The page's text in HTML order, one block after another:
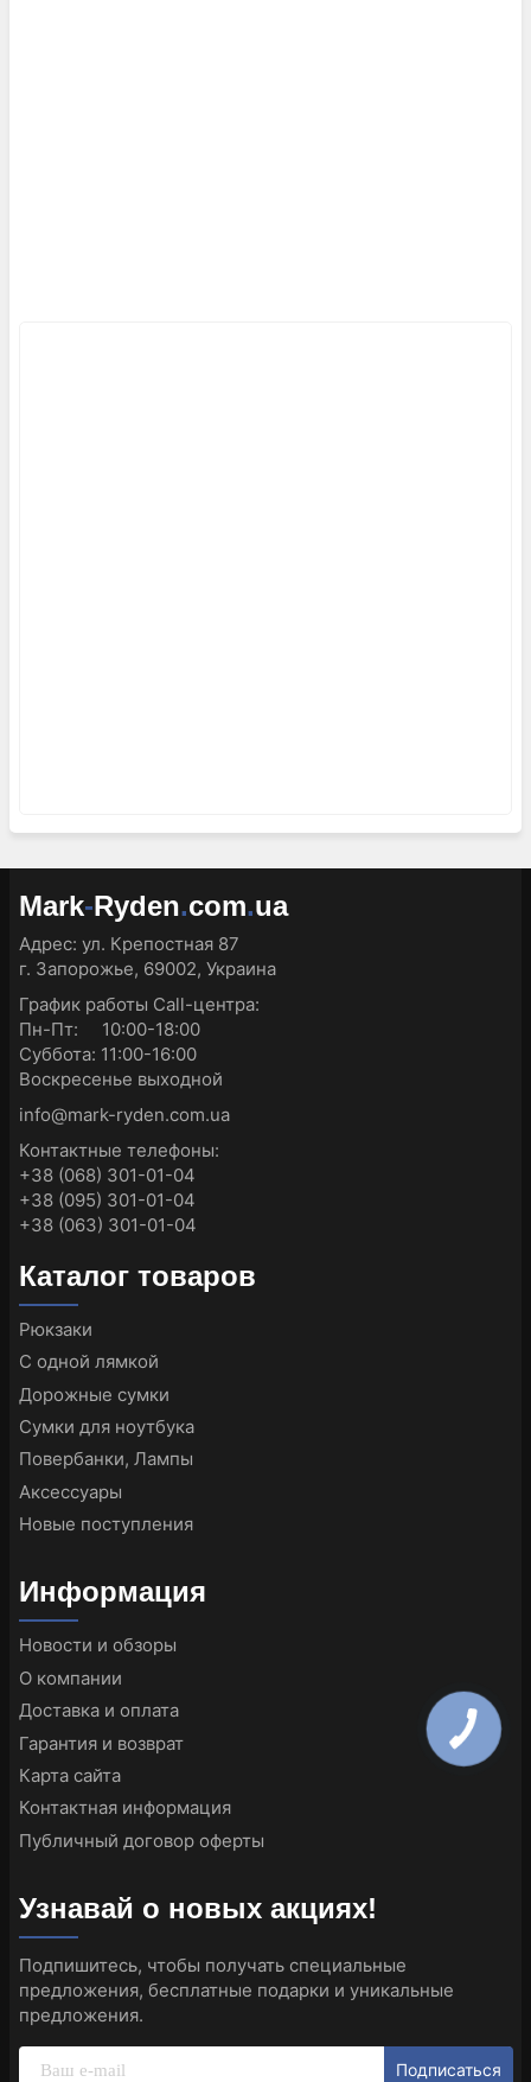
Mark-Ryden.com.ua
Адрес: ул. Крепостная 87
г. Запорожье, 69002, Украина
График работы Call-центра:
Пн-Пт: 10:00-18:00
Суббота: 11:00-16:00
Воскресенье выходной
info@mark-ryden.com.ua
Контактные телефоны:
+38 (068) 301-01-04
+38 (095) 301-01-04
+38 (063) 301-01-04
Каталог товаров
Рюкзаки
С одной лямкой
Дорожные сумки
Сумки для ноутбука
Повербанки, Лампы
Аксессуары
Новые поступления
Информация
Новости и обзоры
О компании
Доставка и оплата
Гарантия и возврат
Карта сайта
Контактная информация
Публичный договор оферты
Узнавай о новых акциях!
Подпишитесь, чтобы получать специальные
предложения, бесплатные подарки и уникальные
предложения.
Подписаться